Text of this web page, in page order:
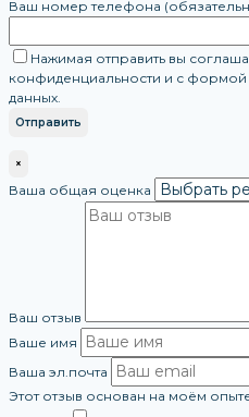
Ваш номер телефона
Нажимая отправить вы
конфиденциальности и с
данных.
×
Ваша общая оценка
Ваш отзыв
Ваше имя
Ваша эл.почта
Этот отзыв основан на моём